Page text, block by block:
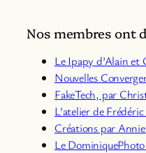
Nos membres ont
Le Ipapy d’Alain et
Nouvelles
FakeTech, par
L’atelier de
Créations par
Le